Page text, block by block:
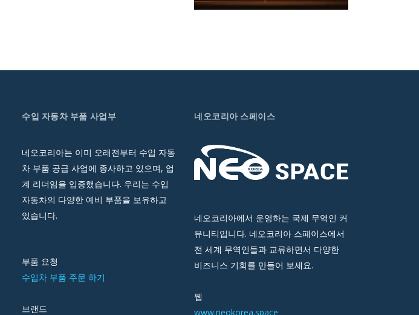
수입 자동차 부품 사업부
네오코리아는 이미 오래전부터 수입 자동
차 부품 공급 사업에 종사하고 있으며, 업
계 리더임을 입증했습니다. 우리는 수입
자동차의 다양한 예비 부품을 보유하고
있습니다.
부품 요청
수입차 부품 주문 하기
브랜드
네오코리아 스페이스
네오코리아에서 운영하는 국제 무역인 커
뮤니티입니다. 네오코리아 스페이스에서
전 세계 무역인들과 교류하면서 다양한
비즈니스 기회를 만들어 보세요.
웹
www.neokorea.space